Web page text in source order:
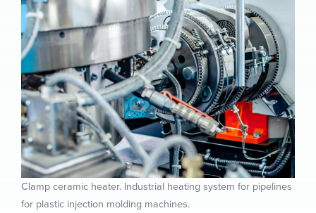
Clamp ceramic heater. Industrial heating system for pipelines
for plastic injection molding machines.